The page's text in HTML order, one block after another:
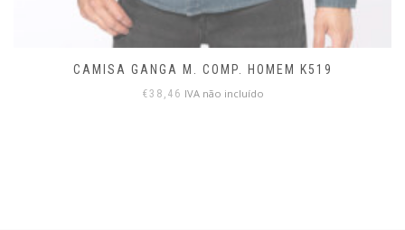
CAMISA GANGA M. COMP. HOMEM K519
€38,46 IVA não incluído